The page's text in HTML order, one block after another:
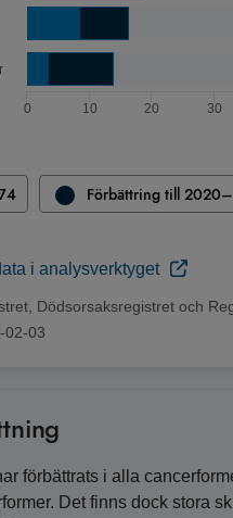
0 10 20 30
Förbättring till
i analysverktyget
Dödsorsaksregistret och
02-03
förbättrats i alla
Det finns dock stora